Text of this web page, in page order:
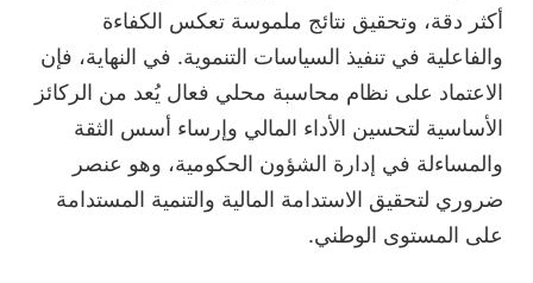
أكثر دقة، وتحقيق نتائج ملموسة تعكس الكفاءة
والفاعلية في تنفيذ السياسات التنموية. في النهاية، فإن
الاعتماد على نظام محاسبة محلي فعال يُعد من الركائز
الأساسية لتحسين الأداء المالي وإرساء أسس الثقة
والمساءلة في إدارة الشؤون الحكومية، وهو عنصر
ضروري لتحقيق الاستدامة المالية والتنمية المستدامة
على المستوى الوطني.